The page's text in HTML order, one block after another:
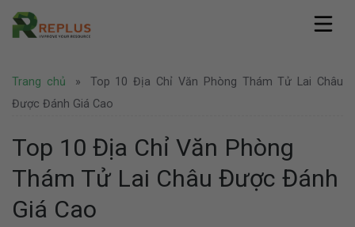
Skip
Giới thiệu
Hồ sơ năng lực
Coworking Space
Thuê chỗ ngồi làm việc
Thuê phòng họp
Thành lập công ty
Thành lập công ty nước ngoài
Tư vấn pháp lý
Bảo hộ thương hiệu
Tin tức
Văn phòng
Khuyến mãi
Hình ảnh
Địa điểm Thành Phố Hồ Chí Minh
Liên hệ
Trang chủ »
Top 10 Địa Chỉ Văn Phòng Thám Tử Lai Châu
Được Đánh Giá Cao
Top 10 Địa Chỉ Văn Phòng
Thám Tử Lai Châu Được Đánh
Giá Cao